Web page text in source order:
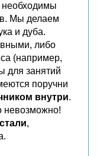
необходимы
Мы делаем
и дуба.
либо
(например,
для занятий
поручни
внутри.
невозможно!
,